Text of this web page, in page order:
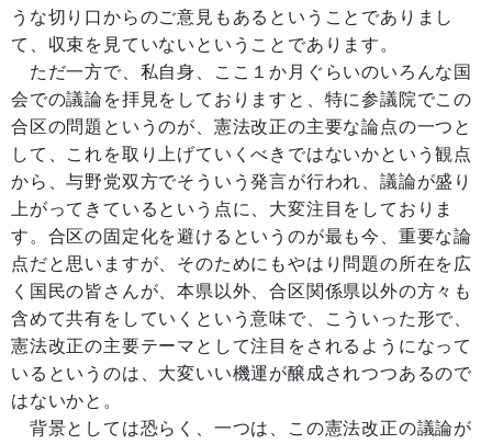
うな切り口からのご意見もあるということでありまし
て、収束を見ていないということであります。
ただ一方で、私自身、ここ１か月ぐらいのいろんな国
会での議論を拝見をしておりますと、特に参議院でこの
合区の問題というのが、憲法改正の主要な論点の一つと
して、これを取り上げていくべきではないかという観点
から、与野党双方でそういう発言が行われ、議論が盛り
上がってきているという点に、大変注目をしておりま
す。合区の固定化を避けるというのが最も今、重要な論
点だと思いますが、そのためにもやはり問題の所在を広
く国民の皆さんが、本県以外、合区関係県以外の方々も
含めて共有をしていくという意味で、こういった形で、
憲法改正の主要テーマとして注目をされるようになって
いるというのは、大変いい機運が醸成されつつあるので
はないかと。
背景としては恐らく、一つは、この憲法改正の議論が